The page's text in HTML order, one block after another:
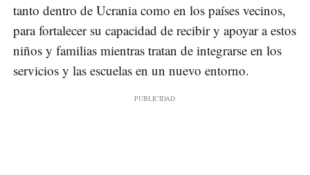
tanto dentro de Ucrania como en los países vecinos,
para fortalecer su capacidad de recibir y apoyar a estos
niños y familias mientras tratan de integrarse en los
servicios y las escuelas en un nuevo entorno.